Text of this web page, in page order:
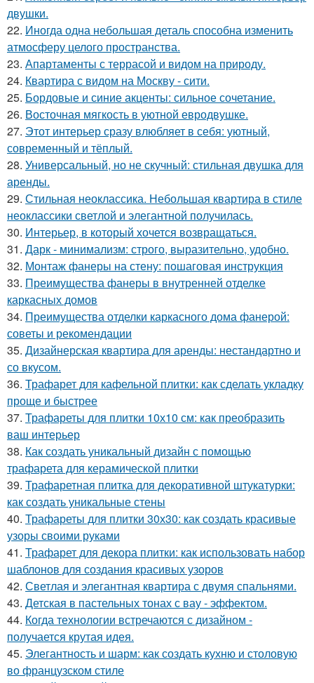
двушки.
22. Иногда одна небольшая деталь способна изменить
атмосферу целого пространства.
23. Апартаменты с террасой и видом на природу.
24. Квартира с видом на Москву - сити.
25. Бордовые и синие акценты: сильное сочетание.
26. Восточная мягкость в уютной евродвушке.
27. Этот интерьер сразу влюбляет в себя: уютный,
современный и тёплый.
28. Универсальный, но не скучный: стильная двушка для
аренды.
29. Стильная неоклассика. Небольшая квартира в стиле
неоклассики светлой и элегантной получилась.
30. Интерьер, в который хочется возвращаться.
31. Дарк - минимализм: строго, выразительно, удобно.
32. Монтаж фанеры на стену: пошаговая инструкция
33. Преимущества фанеры в внутренней отделке
каркасных домов
34. Преимущества отделки каркасного дома фанерой:
советы и рекомендации
35. Дизайнерская квартира для аренды: нестандартно и
со вкусом.
36. Трафарет для кафельной плитки: как сделать укладку
проще и быстрее
37. Трафареты для плитки 10х10 см: как преобразить
ваш интерьер
38. Как создать уникальный дизайн с помощью
трафарета для керамической плитки
39. Трафаретная плитка для декоративной штукатурки:
как создать уникальные стены
40. Трафареты для плитки 30х30: как создать красивые
узоры своими руками
41. Трафарет для декора плитки: как использовать набор
шаблонов для создания красивых узоров
42. Светлая и элегантная квартира с двумя спальнями.
43. Детская в пастельных тонах с вау - эффектом.
44. Когда технологии встречаются с дизайном -
получается крутая идея.
45. Элегантность и шарм: как создать кухню и столовую
во французском стиле